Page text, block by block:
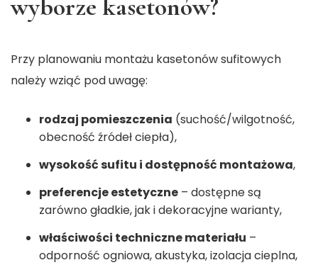
wyborze kasetonów?
Przy planowaniu montażu kasetonów sufitowych
należy wziąć pod uwagę:
rodzaj pomieszczenia (suchość/wilgotność,
obecność źródeł ciepła),
wysokość sufitu i dostępność montażowa,
preferencje estetyczne – dostępne są
zarówno gładkie, jak i dekoracyjne warianty,
właściwości techniczne materiału –
odporność ogniowa, akustyka, izolacja cieplna,